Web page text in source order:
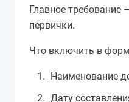
Главное требование
первички.
Что включить в
Наименование
Дату